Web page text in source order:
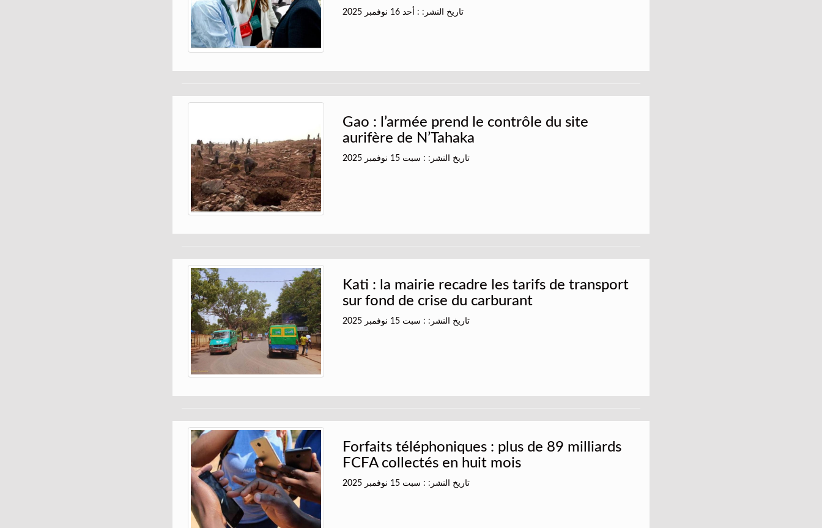
تاريخ النشر: : أحد 16 نوفمبر 2025
Gao : l’armée prend le contrôle du site
aurifère de N’Tahaka
تاريخ النشر: : سبت 15 نوفمبر 2025
Kati : la mairie recadre les tarifs de transport
sur fond de crise du carburant
تاريخ النشر: : سبت 15 نوفمبر 2025
Forfaits téléphoniques : plus de 89 milliards
FCFA collectés en huit mois
تاريخ النشر: : سبت 15 نوفمبر 2025